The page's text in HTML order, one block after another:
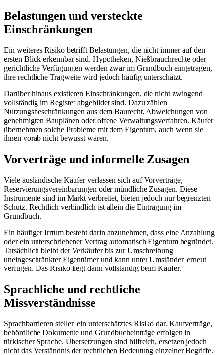
Belastungen und versteckte
Einschränkungen
Ein weiteres Risiko betrifft Belastungen, die nicht immer auf den
ersten Blick erkennbar sind. Hypotheken, Nießbrauchrechte oder
gerichtliche Verfügungen werden zwar im Grundbuch eingetragen,
ihre rechtliche Tragweite wird jedoch häufig unterschätzt.
Darüber hinaus existieren Einschränkungen, die nicht zwingend
vollständig im Register abgebildet sind. Dazu zählen
Nutzungsbeschränkungen aus dem Baurecht, Abweichungen von
genehmigten Bauplänen oder offene Verwaltungsverfahren. Käufer
übernehmen solche Probleme mit dem Eigentum, auch wenn sie
ihnen vorab nicht bewusst waren.
Vorverträge und informelle Zusagen
Viele ausländische Käufer verlassen sich auf Vorverträge,
Reservierungsvereinbarungen oder mündliche Zusagen. Diese
Instrumente sind im Markt verbreitet, bieten jedoch nur begrenzten
Schutz. Rechtlich verbindlich ist allein die Eintragung im
Grundbuch.
Ein häufiger Irrtum besteht darin anzunehmen, dass eine Anzahlung
oder ein unterschriebener Vertrag automatisch Eigentum begründet.
Tatsächlich bleibt der Verkäufer bis zur Umschreibung
uneingeschränkter Eigentümer und kann unter Umständen erneut
verfügen. Das Risiko liegt dann vollständig beim Käufer.
Sprachliche und rechtliche
Missverständnisse
Sprachbarrieren stellen ein unterschätztes Risiko dar. Kaufverträge,
behördliche Dokumente und Grundbucheinträge erfolgen in
türkischer Sprache. Übersetzungen sind hilfreich, ersetzen jedoch
nicht das Verständnis der rechtlichen Bedeutung einzelner Begriffe.